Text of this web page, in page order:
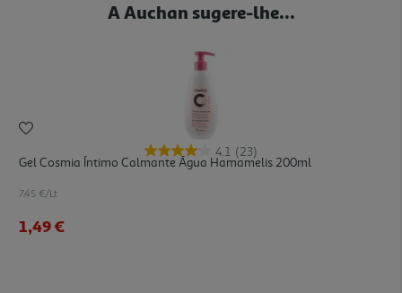
A Auchan sugere-lhe...
4.1 (23)
Gel Cosmia Íntimo Calmante Água Hamamelis 200ml
7.45 €/Lt
1,49 €